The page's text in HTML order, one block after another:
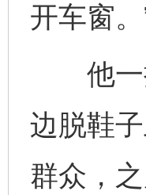
开车窗。
他一把
边脱鞋
群众，